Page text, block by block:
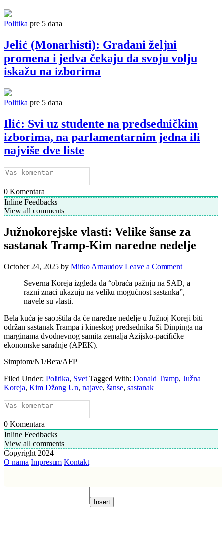
Politika pre 5 dana
Jelić (Monarhisti): Građani željni
promena i jedva čekaju da svoju volju
iskažu na izborima
Politika pre 5 dana
Ilić: Svi uz studente na predsedničkim
izborima, na parlamentarnim jedna ili
najviše dve liste
0 Komentara
Inline Feedbacks
View all comments
Južnokorejske vlasti: Velike šanse za
sastanak Tramp-Kim naredne nedelje
October 24, 2025 by Mitko Arnaudov Leave a Comment
Severna Koreja izgleda da “obraća pažnju na SAD, a
razni znaci ukazuju na veliku mogućnost sastanka”,
navele su vlasti.
Bela kuća je saopštila da će naredne nedelje u Južnoj Koreji biti
održan sastanak Trampa i kineskog predsednika Si Đinpinga na
marginama dvodnevnog samita zemalja Azijsko-pacifičke
ekonomske saradnje (APEK).
Simptom/N1/Beta/AFP
Filed Under: Politika, Svet Tagged With: Donald Tramp, Južna
Koreja, Kim Džong Un, najave, šanse, sastanak
0 Komentara
Inline Feedbacks
View all comments
Copyright 2024
O nama Impresum Kontakt
Insert